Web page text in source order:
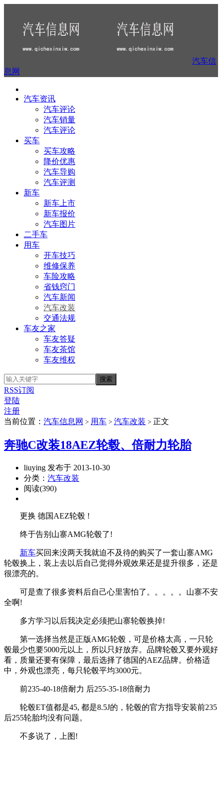
汽车信
息网
汽车资讯
汽车评论
汽车销量
汽车评论
买车
买车攻略
降价优惠
汽车导购
汽车评测
新车
新车上市
新车报价
汽车图片
二手车
用车
开车技巧
维修保养
车险攻略
省钱窍门
汽车新闻
汽车改装
交通法规
车友之家
车友答疑
车友茶馆
车友维权
RSS订阅
登陆
注册
当前位置： 汽车信息网 > 用车 > 汽车改装 > 正文
奔驰C改装18AEZ轮毂、倍耐力轮胎
liuying 发布于 2013-10-30
分类： 汽车改装
阅读(390)
更换 德国AEZ轮毂 !
终于告别山寨AMG轮毂了!
新车买回来没两天我就迫不及待的购买了一套山寨AMG
轮毂换上，装上去以后自己觉得外观效果还是提升很多，还是
很漂亮的。
可是查了很多资料后自己心里害怕了。。。。。山寨不安
全啊!
多方学习以后我决定必须把山寨轮毂换掉!
第一选择当然是正版AMG轮毂，可是价格太高，一只轮
毂最少也要5000元以上，所以只好放弃。品牌轮毂又要外观好
看，质量还要有保障，最后选择了德国的AEZ品牌。价格适
中，外观也漂亮，每只轮毂平均3000元。
前235-40-18倍耐力 后255-35-18倍耐力
轮毂ET值都是45, 都是8.5J的，轮毂的官方指导安装前235
后255轮胎均没有问题。
不多说了，上图!